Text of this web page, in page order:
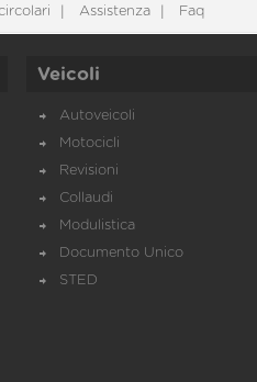
Assistenza Faq
Veicoli
Autoveicoli
Motocicli
Revisioni
Collaudi
Modulistica
Documento Unico
STED